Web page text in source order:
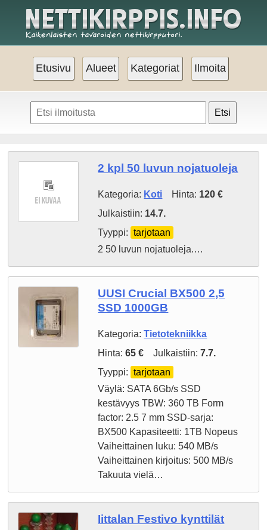
Etusivu Alueet Kategoriat Ilmoita
Etsi
2 kpl 50 luvun nojatuoleja
Kategoria: Koti Hinta: 120 €
Julkaistiin: 14.7.
Tyyppi:
tarjotaan
2 50 luvun nojatuoleja.…
UUSI Crucial BX500 2,5
SSD 1000GB
Kategoria:Tietotekniikka
Hinta:65 € Julkaistiin:7.7.
Tyyppi:
tarjotaan
Väylä: SATA 6Gb/s SSD
kestävyys TBW: 360 TB Form
factor: 2.5 7 mm SSD-sarja:
BX500 Kapasiteetti: 1TB Nopeus
Vaiheittainen luku: 540 MB/s
Vaiheittainen kirjoitus: 500 MB/s
Takuuta vielä…
Iittalan Festivo kynttilät